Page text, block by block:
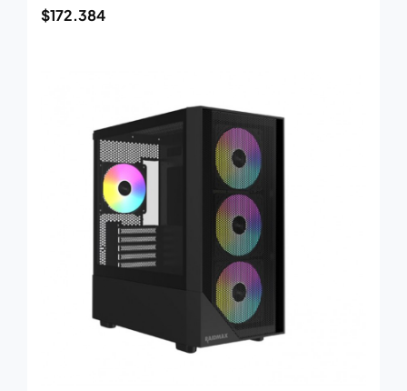
$172.384